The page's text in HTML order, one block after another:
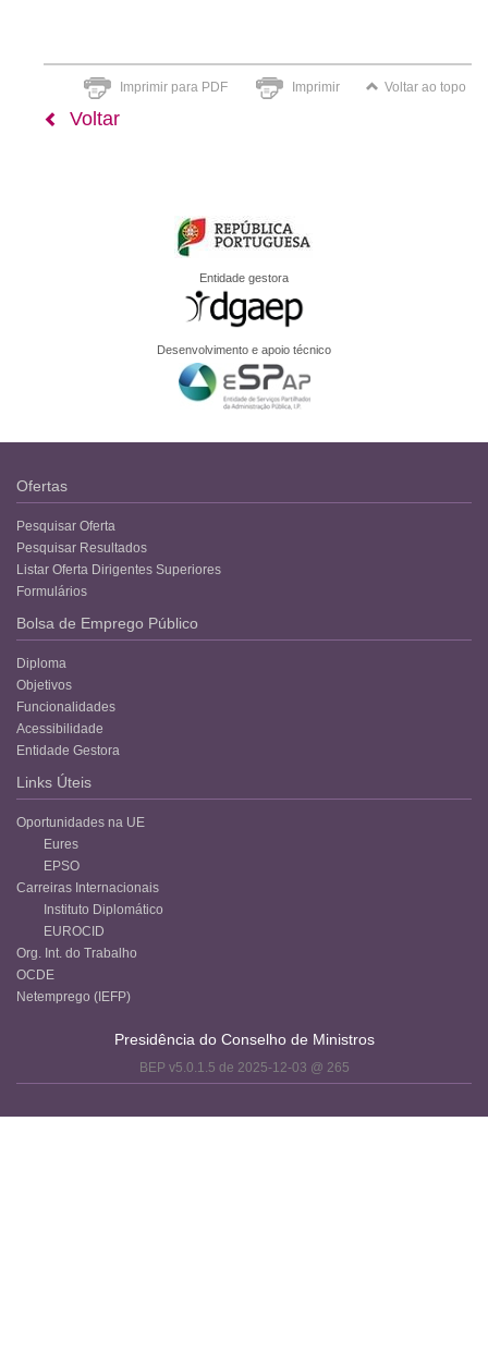
Imprimir para PDF Imprimir Voltar ao topo
Voltar
Entidade gestora
Desenvolvimento e apoio técnico
Ofertas
Pesquisar Oferta
Pesquisar Resultados
Listar Oferta Dirigentes Superiores
Formulários
Bolsa de Emprego Público
Diploma
Objetivos
Funcionalidades
Acessibilidade
Entidade Gestora
Links Úteis
Oportunidades na UE
Eures
EPSO
Carreiras Internacionais
Instituto Diplomático
EUROCID
Org. Int. do Trabalho
OCDE
Netemprego (IEFP)
Presidência do Conselho de Ministros
BEP v5.0.1.5 de 2025-12-03 @ 265